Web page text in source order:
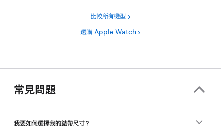
比較所有機型
選購 Apple Watch
常見問題
我要如何選擇我的錶帶尺寸？